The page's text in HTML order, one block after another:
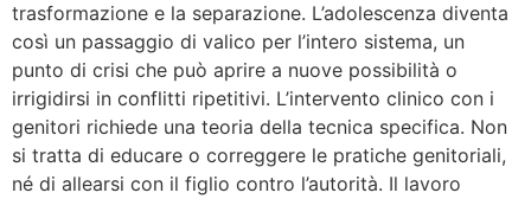
trasformazione e la separazione. L’adolescenza diventa
così un passaggio di valico per l’intero sistema, un
punto di crisi che può aprire a nuove possibilità o
irrigidirsi in conflitti ripetitivi. L’intervento clinico con i
genitori richiede una teoria della tecnica specifica. Non
si tratta di educare o correggere le pratiche genitoriali,
né di allearsi con il figlio contro l’autorità. Il lavoro